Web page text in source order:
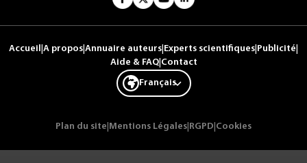
Accueil A propos Annuaire auteurs Experts scientifiques Publicité
Aide & FAQ| Contact
Français
Plan du site Mentions Légales RGPD Cookies